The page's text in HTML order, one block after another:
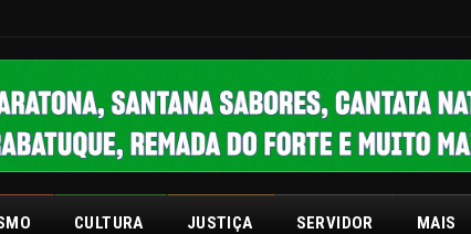
CULTURA JUSTIÇA SERVIDOR MAIS